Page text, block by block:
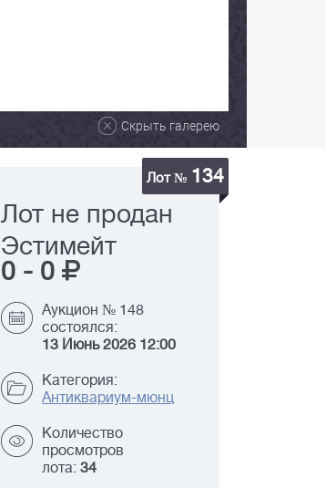
Скрыть галерею
Лот № 134
Лот не продан
Эстимейт
0 - 0
Аукцион № 148
состоялся:
13 Июнь 2026 12:00
Категория:
Антиквариум-мюнц
Количество
просмотров
лота: 34